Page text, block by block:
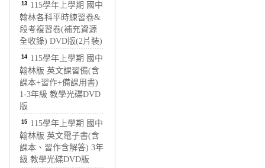
13 115學年上學期 國中
翰林各科平時練習卷&
段考複習卷(補充資源
全收錄) DVD版(2片裝)
14 115學年上學期 國中
翰林版 英文課習備(含
課本+習作+備課用書)
1-3年級 教學光碟DVD
版
15 115學年上學期 國中
翰林版 英文電子書(含
課本、習作含解答) 3年
級 教學光碟DVD版